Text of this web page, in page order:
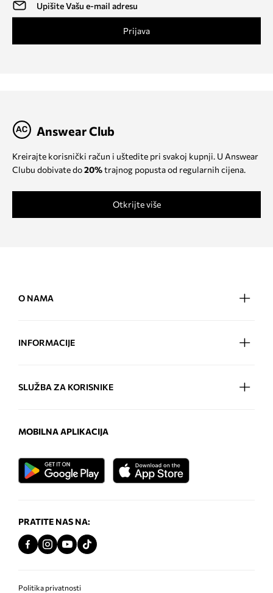
Prijava
Answear Club
Kreirajte korisnički račun i uštedite pri svakoj kupnji. U Answear
Clubu dobivate do20%trajnog popusta od regularnih cijena.
Otkrijte više
O NAMA
INFORMACIJE
SLUŽBA ZA KORISNIKE
MOBILNA APLIKACIJA
PRATITE NAS NA:
Politika privatnosti